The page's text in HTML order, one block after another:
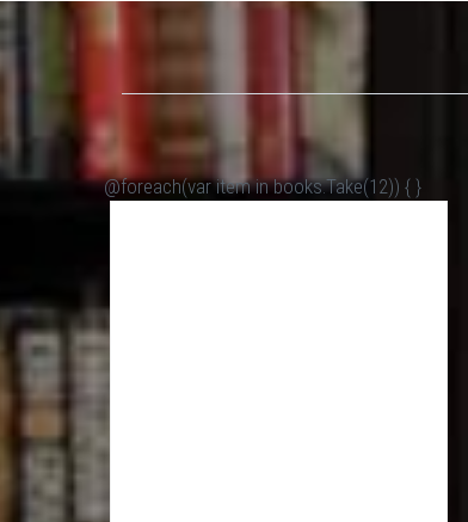
@foreach(var item in books.Take(12)) { }